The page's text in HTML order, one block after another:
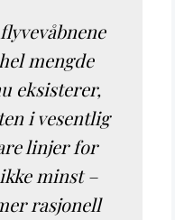
mengde
eksisterer,
i vesentlig
linjer for
minst –
rasjonell